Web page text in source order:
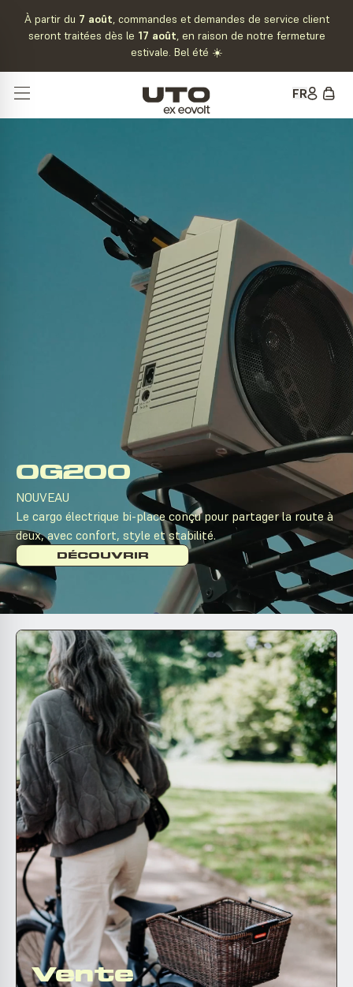
Passer au contenu
À partir du 7 août, commandes et demandes de service client
seront traitées dès le 17 août, en raison de notre fermeture
estivale. Bel été ☀️
FR
OG200
NOUVEAU
Le cargo électrique bi-place conçu pour partager la route à
deux, avec confort, style et stabilité.
DÉCOUVRIR
Vente